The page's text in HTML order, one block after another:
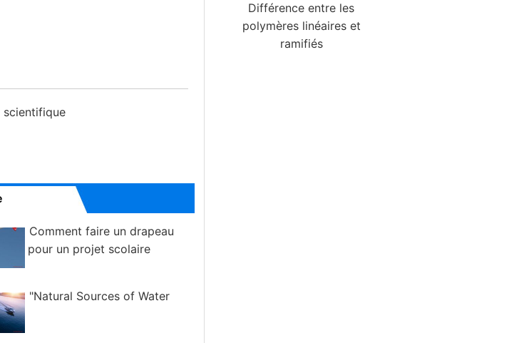
scientifique
Comment faire un drapeau
pour un projet scolaire
"Natural Sources of Water
Différence entre les
polymères linéaires et
ramifiés